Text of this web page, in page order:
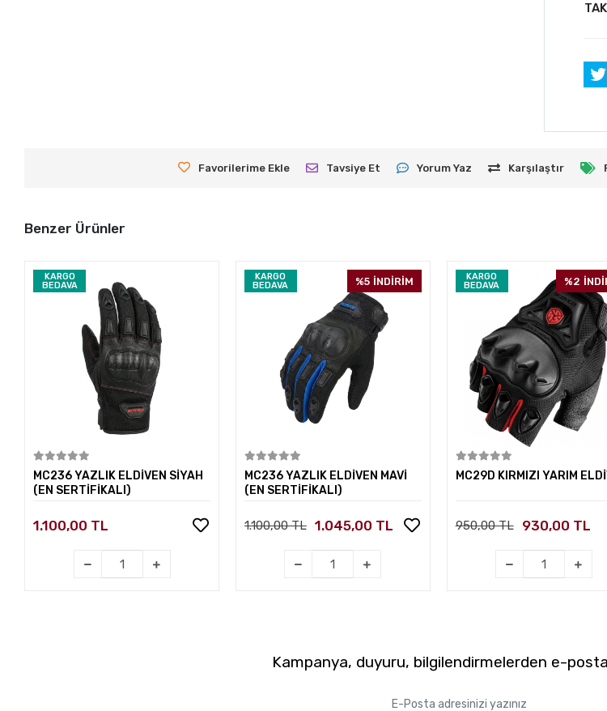
Favorilerime Ekle Tavsiye Et Yorum Yaz Karşılaştır
Benzer Ürünler
KARGO
BEDAVA
MC236 YAZLIK ELDİVEN SİYAH
(EN SERTİFİKALI)
1.100,00 TL
KARGO
BEDAVA
%5 İNDİRİM
MC236 YAZLIK ELDİVEN MAVİ
(EN SERTİFİKALI)
1.100,00 TL 1.045,00 TL
KARGO
BEDAVA
%2
MC29D KIRMIZI YARIM
950,00 TL 930,00 TL
Kampanya, duyuru, bilgilendirmelerden e-